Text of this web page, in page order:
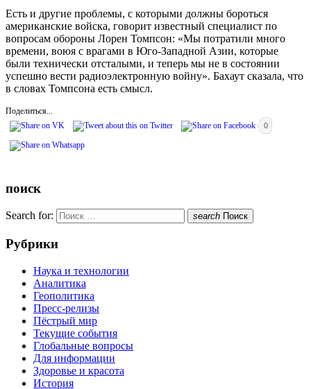
Есть и другие проблемы, с которыми должны бороться
американские войска, говорит известный специалист по
вопросам обороны Лорен Томпсон: «Мы потратили много
времени, воюя с врагами в Юго-Западной Азии, которые
были технически отсталыми, и теперь мы не в состоянии
успешно вести радиоэлектронную войну». Бахаут сказала, что
в словах Томпсона есть смысл.
Поделиться...
0
поиск
Search for: search Поиск
Рубрики
Наука и технологии
Аналитика
Геополитика
Пресс-релизы
Пёстрый мир
Текущие события
Глобальные вопросы
Для информации
Здоровье и красота
История